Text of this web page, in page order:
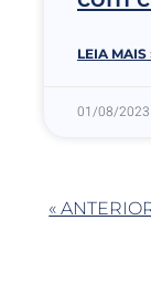
LEIA MAIS
01/08/2023
«